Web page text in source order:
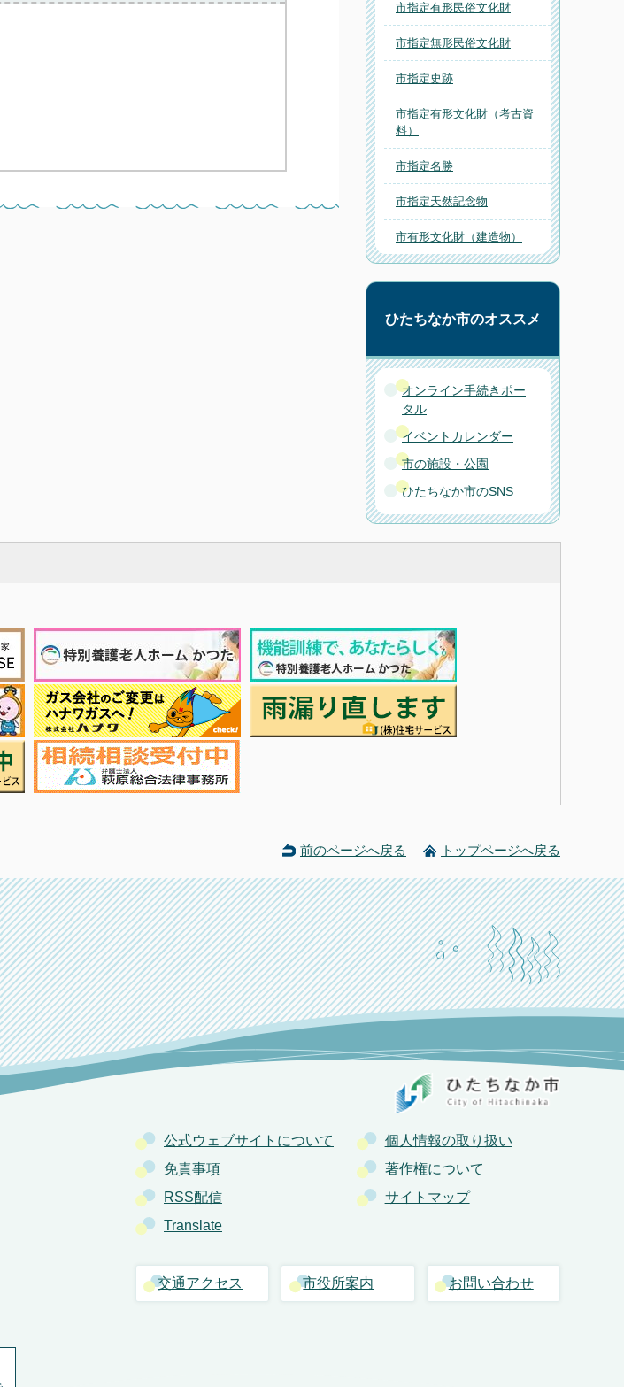
市指定有形民俗文化財
市指定無形民俗文化財
市指定史跡
市指定有形文化財（考古資
料）
市指定名勝
市指定天然記念物
市有形文化財（建造物）
ひたちなか市のオススメ
オンライン手続きポー
タル
イベントカレンダー
市の施設・公園
ひたちなか市のSNS
前のページへ戻る トップページへ戻る
公式ウェブサイトについて
個人情報の取り扱い
免責事項
著作権について
RSS配信
サイトマップ
Translate
交通アクセス 市役所案内 お問い合わせ